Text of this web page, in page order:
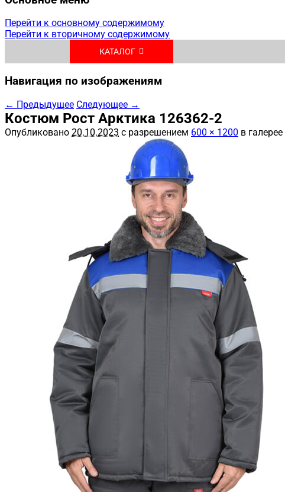
Перейти к основному содержимому
Перейти к вторичному содержимому
КАТАЛОГ
Навигация по изображениям
← Предыдущее Следующее →
Костюм Рост Арктика 126362-2
Опубликовано 20.10.2023 с разрешением 600 × 1200 в галерее